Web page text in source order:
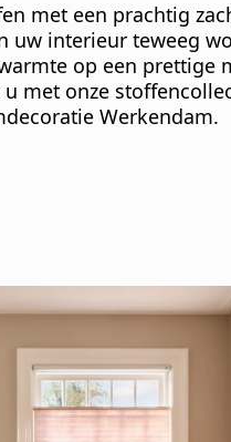
met een prachtig
uw interieur teweeg
op een prettige
met onze
Werkendam.